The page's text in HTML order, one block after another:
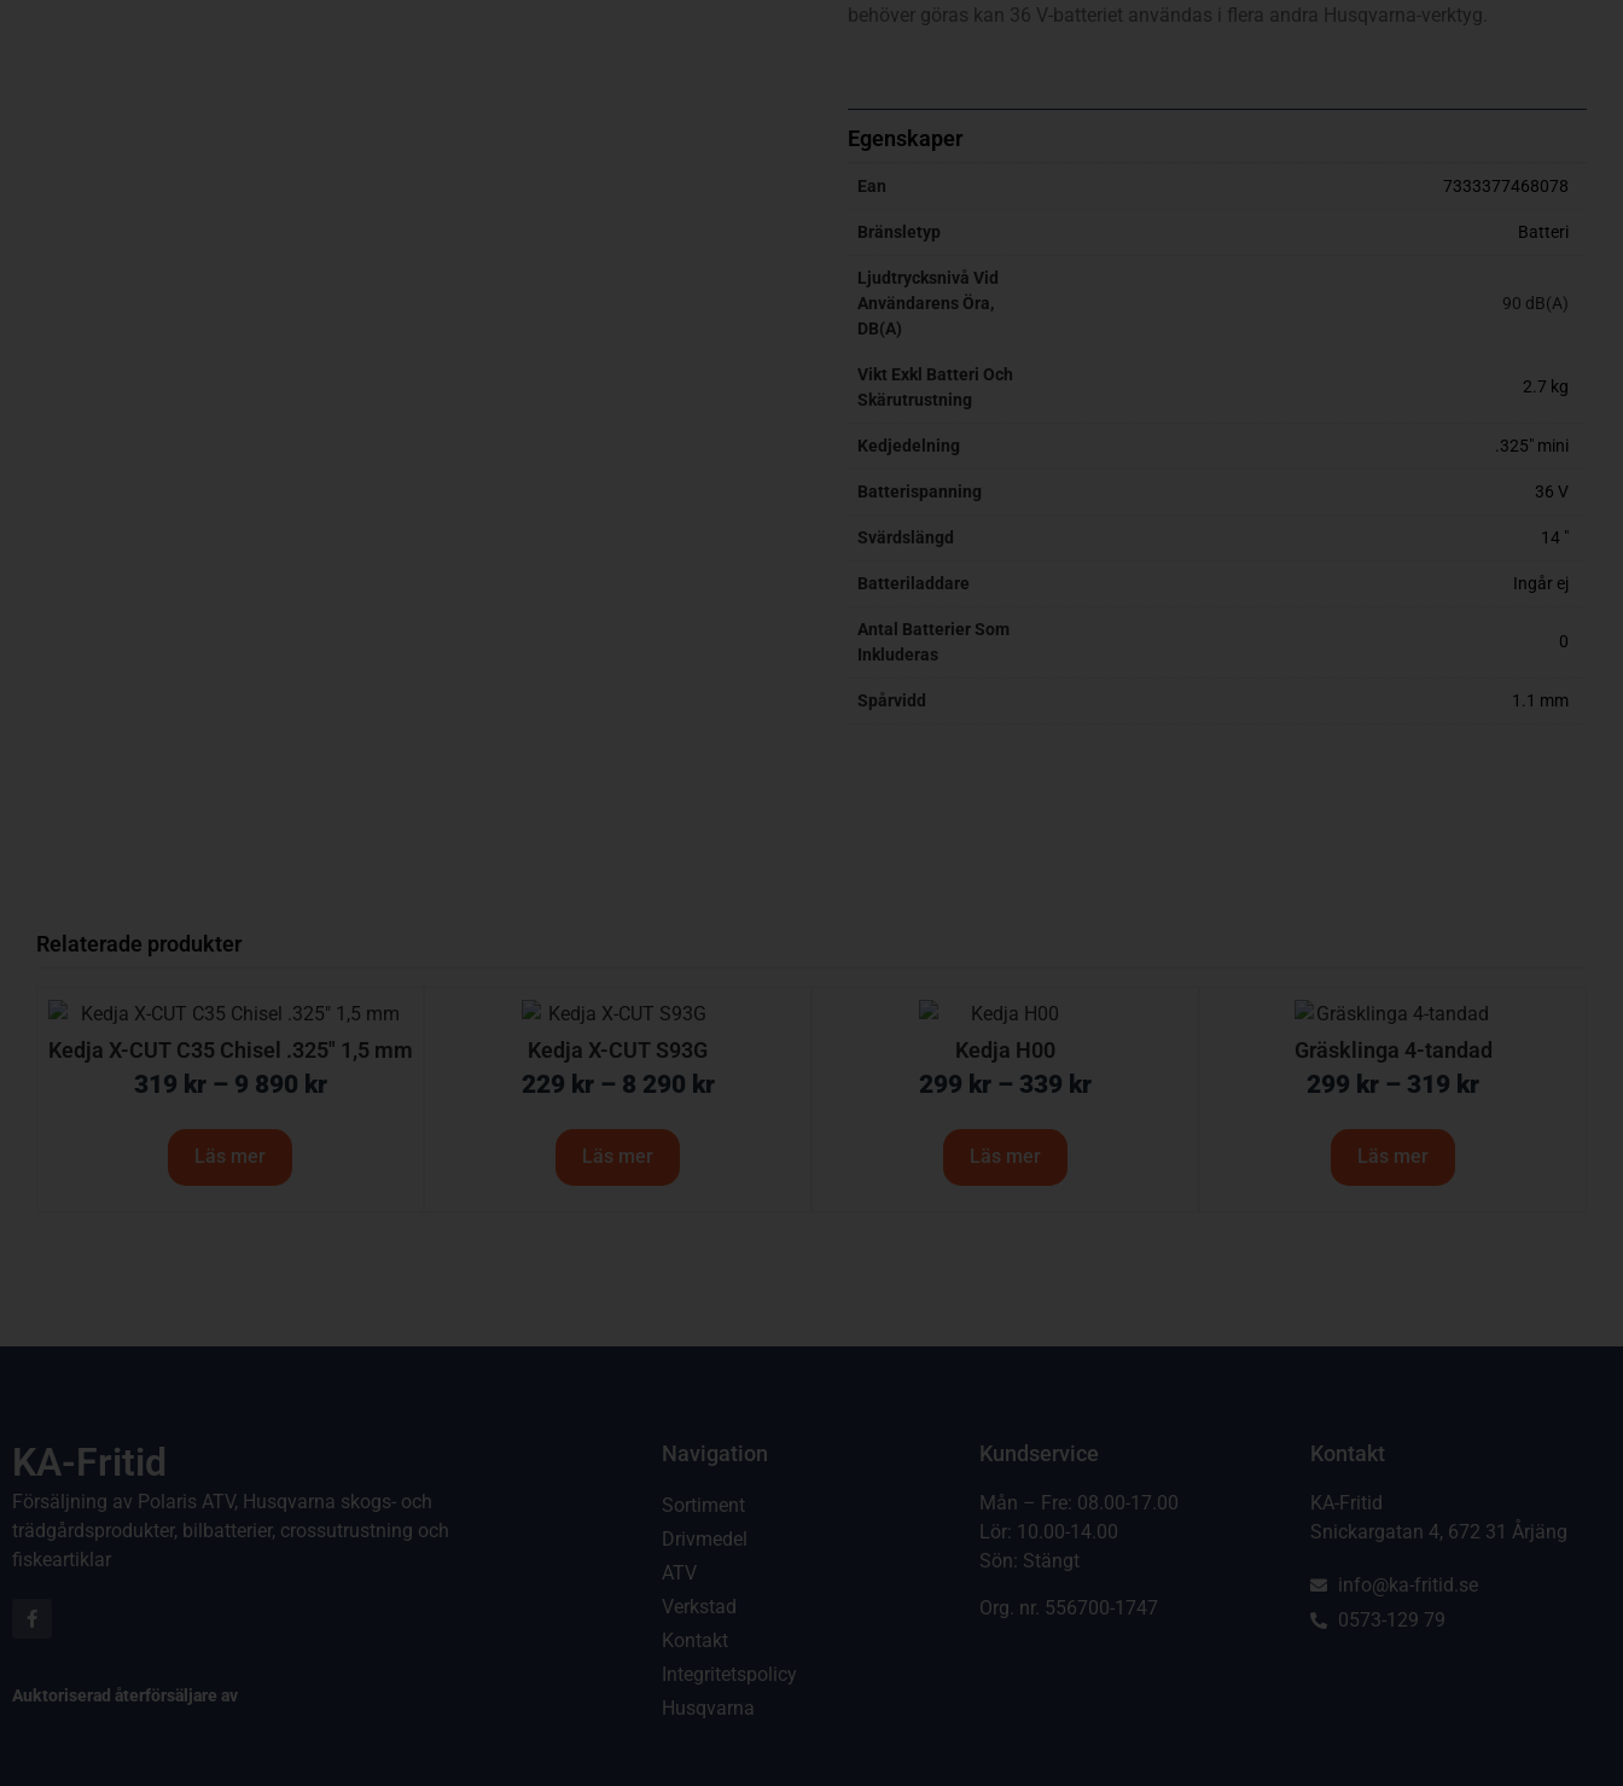
behöver göras kan 36 V-batteriet användas i flera andra Husqvarna-verktyg.
Egenskaper
Ean 7333377468078
Bränsletyp Batteri
Ljudtrycksnivå Vid
Användarens Öra,
DB(A)
90 dB(A)
Vikt Exkl Batteri Och
Skärutrustning
2.7 kg
Kedjedelning .325" mini
Batterispanning 36 V
Svärdslängd 14 "
Batteriladdare Ingår ej
Antal Batterier Som
Inkluderas
0
Spårvidd 1.1 mm
Relaterade produkter
Kedja X-CUT C35 Chisel .325″ 1,5 mm
319 kr – 9 890 kr
Läs mer
Kedja X-CUT S93G
229 kr – 8 290 kr
Läs mer
Kedja H00
299 kr – 339 kr
Läs mer
Gräsklinga 4-tandad
299 kr – 319 kr
Läs mer
KA-Fritid
Försäljning av Polaris ATV, Husqvarna skogs- och
trädgårdsprodukter, bilbatterier, crossutrustning och
fiskeartiklar
Auktoriserad återförsäljare av
Navigation
Sortiment
Drivmedel
ATV
Verkstad
Kontakt
Integritetspolicy
Husqvarna
Kundservice
Mån – Fre: 08.00-17.00
Lör: 10.00-14.00
Sön: Stängt
Org. nr. 556700-1747
Kontakt
KA-Fritid
Snickargatan 4, 672 31 Årjäng
info@ka-fritid.se
0573-129 79